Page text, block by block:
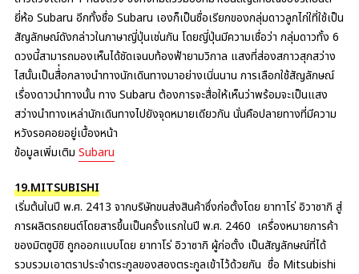
ยี่ห้อ Subaru อีกทั้งชื่อ Subaru เองก็เป็นชื่อเรียกของกลุ่มดาวลูกไก่ใที่ใช้เป็น
สัญลักษณ์ดังกล่าวในภาษาญี่ปุ่นเช่นกัน โดยญี่ปุ่นมีความเชื่อว่า กลุ่มดาวทั้ง 6
ดวงนี้สามารถมองเห็นได้ชัดเจนบท้องฟ้ายามวิกาล แสงที่ส่องสกาวสุกสว่าง
ไสนั้นเป็นสื่่อกลางนำทางนักเดินทางมาอย่างเนิ่นนาน การเลือกใช้สัญลักษณ์
เรื่องดาวนำทางนั้น ทาง Subaru ต้องการจะสื่อให้เห็นว่าพร้อมจะเป็นแสง
สว่างนำทางเหล่านักเดินทางไปยังจุดหมายเดียวกัน นั่นคือปลายทางที่มีความ
หวังรอคอยอยู่เบื้องหน้า
ข้อมูลเพิ่มเติม Subaru
19.MITSUBISHI
เริ่มต้นในปี พ.ศ. 2413 จากบริษัทขนส่งสินค้าซึ่งก่อตั้งโดย ยาทาโร่ อิวาซากิ สู่
การผลิตรถยนต์โดยสารขึ้นเป็นครั้งแรกในปี พ.ศ. 2460 เครื่องหมายการค้า
ของมิตซูบิชิ ถูกออกแบบโดย ยาทาโร่ อิวาซากิ ผู้ก่อตั้ง เป็นสัญลักษณ์ที่ได้
รวบรวมเอาตราประจำตระกูลของสองตระกูลเข้าไว้ด้วยกัน ชื่อ Mitsubishi